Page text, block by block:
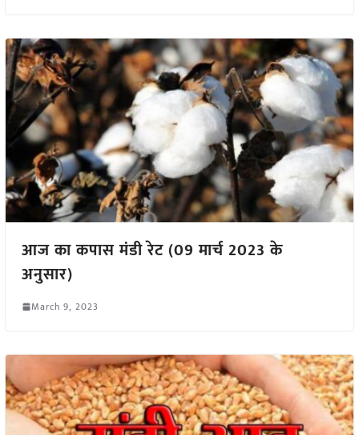
आज का कपास मंडी रेट (09 मार्च 2023 के
अनुसार)
March 9, 2023